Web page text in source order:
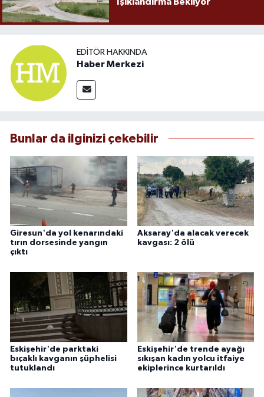
Işıklandırma Bekliyor
EDITÖR HAKKINDA
Haber Merkezi
Bunlar da ilginizi çekebilir
Giresun'da yol kenarındaki
tırın dorsesinde yangın
çıktı
Aksaray'da alacak verecek
kavgası: 2 ölü
Eskişehir'de parktaki
bıçaklı kavganın şüphelisi
tutuklandı
Eskişehir'de trende ayağı
sıkışan kadın yolcu itfaiye
ekiplerince kurtarıldı